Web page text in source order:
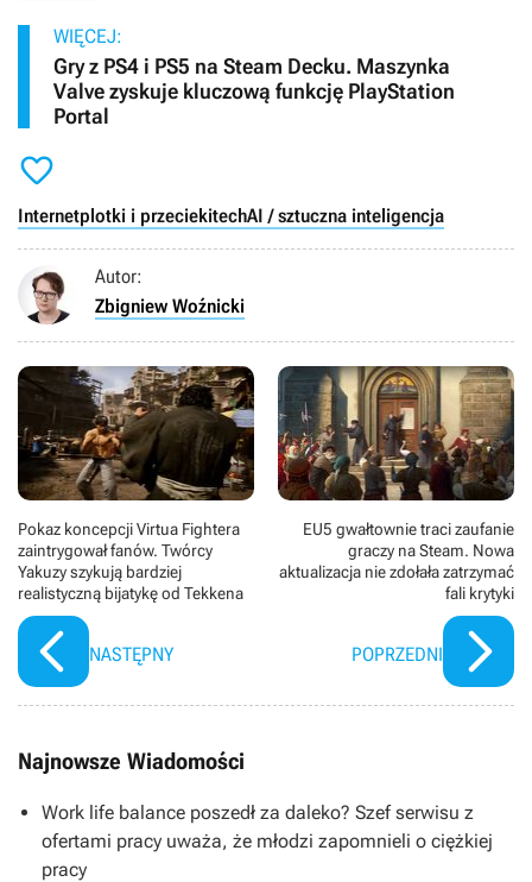
WIĘCEJ:
Gry z PS4 i PS5 na Steam Decku. Maszynka
Valve zyskuje kluczową funkcję PlayStation
Portal

Internetplotki i przeciekitechAI / sztuczna inteligencja
Autor:
Zbigniew Woźnicki
Pokaz koncepcji Virtua Fightera
zaintrygował fanów. Twórcy
Yakuzy szykują bardziej
realistyczną bijatykę od Tekkena
NASTĘPNY
EU5 gwałtownie traci zaufanie
graczy na Steam. Nowa
aktualizacja nie zdołała zatrzymać
fali krytyki
POPRZEDNI
Najnowsze Wiadomości
Work life balance poszedł za daleko? Szef serwisu z
ofertami pracy uważa, że młodzi zapomnieli o ciężkiej
pracy